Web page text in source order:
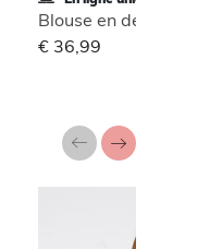
Blouse en dentelle
€ 36,99